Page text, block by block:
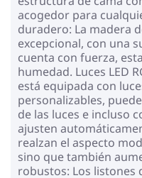
acogedor para
duradero: La madera
excepcional, con una
cuenta con fuerza,
humedad. Luces LED
está equipada con
personalizables,
de las luces e incluso
ajusten
realzan el aspecto
sino que también
robustos: Los listones